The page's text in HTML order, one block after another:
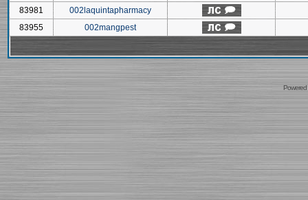
83981
002laquintapharmacy
83955
002mangpest